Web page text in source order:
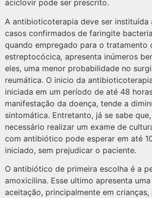
aciclovir pode ser prescrito.
A antibioticoterapia deve ser instituída
casos confirmados de faringite
quando empregado para o tratamento
estreptocócica, apresenta inúmeros
eles, uma menor probabilidade no
reumática. O inicio da
iniciada em um período de até 48
manifestação da doença, tende a
sintomática. Entretanto, já se sabe
necessário realizar um exame de
com antibiótico pode esperar em até
iniciado, sem prejudicar o paciente.
O antibiótico de primeira escolha é a
amoxicilina. Esse ultimo apresenta
aceitação, principalmente em crianças,